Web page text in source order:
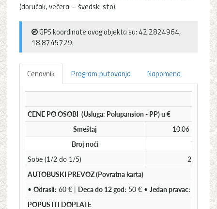
(doručak, večera – švedski sto).
GPS koordinate ovog objekta su: 42.2824964,
18.8745729.
Cenovnik Program putovanja Napomena
CENE PO OSOBI (Usluga: Polupansion - PP) u €
Smeštaj
10.06 - 17.06.
Broj noći
7
Sobe (1/2 do 1/5)
259
AUTOBUSKI PREVOZ (Povratna karta)
• Odrasli: 60 € | Deca do 12 god: 50 € • Jedan pravac:
POPUSTI I DOPLATE